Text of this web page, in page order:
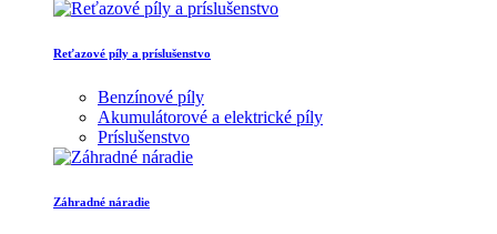
Reťazové píly a príslušenstvo
Benzínové píly
Akumulátorové a elektrické píly
Príslušenstvo
Záhradné náradie